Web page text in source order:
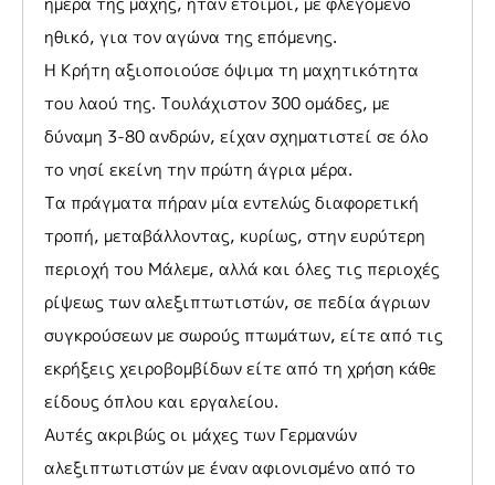
ηθικό, για τον αγώνα της επόμενης.
Η Κρήτη αξιοποιούσε όψιμα τη μαχητικότητα
του λαού της. Τουλάχιστον 300 ομάδες, με
δύναμη 3-80 ανδρών, είχαν σχηματιστεί σε όλο
το νησί εκείνη την πρώτη άγρια μέρα.
Τα πράγματα πήραν μία εντελώς διαφορετική
τροπή, μεταβάλλοντας, κυρίως, στην ευρύτερη
περιοχή του Μάλεμε, αλλά και όλες τις περιοχές
ρίψεως των αλεξιπτωτιστών, σε πεδία άγριων
συγκρούσεων με σωρούς πτωμάτων, είτε από τις
εκρήξεις χειροβομβίδων είτε από τη χρήση κάθε
είδους όπλου και εργαλείου.
Αυτές ακριβώς οι μάχες των Γερμανών
αλεξιπτωτιστών με έναν αφιονισμένο από το